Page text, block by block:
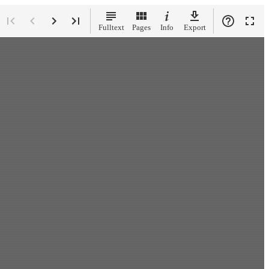
select
View
Fulltext Pages Info Export